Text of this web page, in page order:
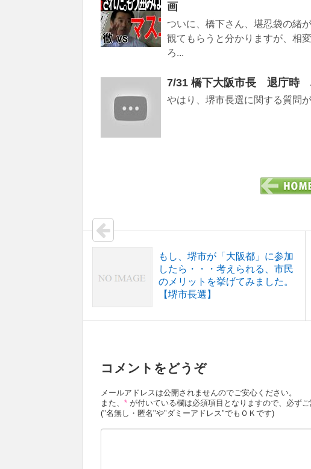
画
ついに、橋下さん、堪忍袋の緒
観てもらうと分かりますが、相
ろ...
7/31 橋下大阪市長 退庁時
やはり、堺市長選に関する質問
もし、堺市が「大阪都」に参加
したら・・・考えられる、市民
のメリットを挙げてみました。
【堺市長選】
コメントをどうぞ
メールアドレスは公開されませんのでご安心ください。
また、 * が付いている欄は必須項目となりますので、必ずご
("名無し・匿名"や"ダミーアドレス"でもＯＫです)